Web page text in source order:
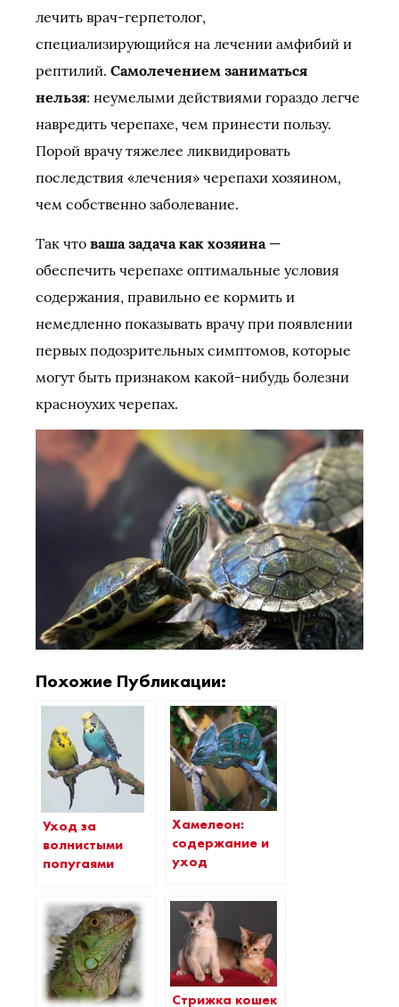
лечить врач-герпетолог,
специализирующийся на лечении амфибий и
рептилий. Самолечением заниматься
нельзя: неумелыми действиями гораздо легче
навредить черепахе, чем принести пользу.
Порой врачу тяжелее ликвидировать
последствия «лечения» черепахи хозяином,
чем собственно заболевание.
Так что ваша задача как хозяина—
обеспечить черепахе оптимальные условия
содержания, правильно ее кормить и
немедленно показывать врачу при появлении
первых подозрительных симптомов, которые
могут быть признаком какой-нибудь болезни
красноухих черепах.
Похожие Публикации:
Уход за
волнистыми
попугаями
Хамелеон:
содержание и
уход
Стрижка кошек